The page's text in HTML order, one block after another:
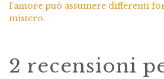
l’amore può assumere differenti
mistero.
2 recensioni